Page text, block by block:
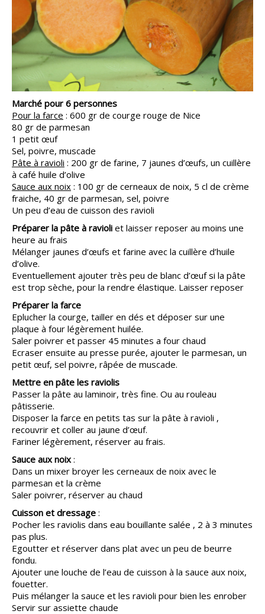
Marché pour 6 personnes
Pour la farce : 600 gr de courge rouge de Nice
80 gr de parmesan
1 petit œuf
Sel, poivre, muscade
Pâte à ravioli : 200 gr de farine, 7 jaunes d’œufs, un cuillère
à café huile d’olive
Sauce aux noix : 100 gr de cerneaux de noix, 5 cl de crème
fraiche, 40 gr de parmesan, sel, poivre
Un peu d’eau de cuisson des ravioli
Préparer la pâte à ravioli et laisser reposer au moins une
heure au frais
Mélanger jaunes d’œufs et farine avec la cuillère d’huile
d’olive.
Eventuellement ajouter très peu de blanc d’œuf si la pâte
est trop sèche, pour la rendre élastique. Laisser reposer
Préparer la farce
Eplucher la courge, tailler en dés et déposer sur une
plaque à four légèrement huilée.
Saler poivrer et passer 45 minutes a four chaud
Ecraser ensuite au presse purée, ajouter le parmesan, un
petit œuf, sel poivre, râpée de muscade.
Mettre en pâte les raviolis
Passer la pâte au laminoir, très fine. Ou au rouleau
pâtisserie.
Disposer la farce en petits tas sur la pâte à ravioli ,
recouvrir et coller au jaune d’œuf.
Fariner légèrement, réserver au frais.
Sauce aux noix:
Dans un mixer broyer les cerneaux de noix avec le
parmesan et la crème
Saler poivrer, réserver au chaud
Cuisson et dressage :
Pocher les raviolis dans eau bouillante salée , 2 à 3 minutes
pas plus.
Egoutter et réserver dans plat avec un peu de beurre
fondu.
Ajouter une louche de l’eau de cuisson à la sauce aux noix,
fouetter.
Puis mélanger la sauce et les ravioli pour bien les enrober
Servir sur assiette chaude